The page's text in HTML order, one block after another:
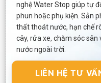
nghệ Water Stop giúp tự
phun hoặc phụ kiện. Sản
thất thoát nước, hạn chế
cây, rửa xe, chăm sóc
nước ngoài trời.
LIÊN HỆ TƯ